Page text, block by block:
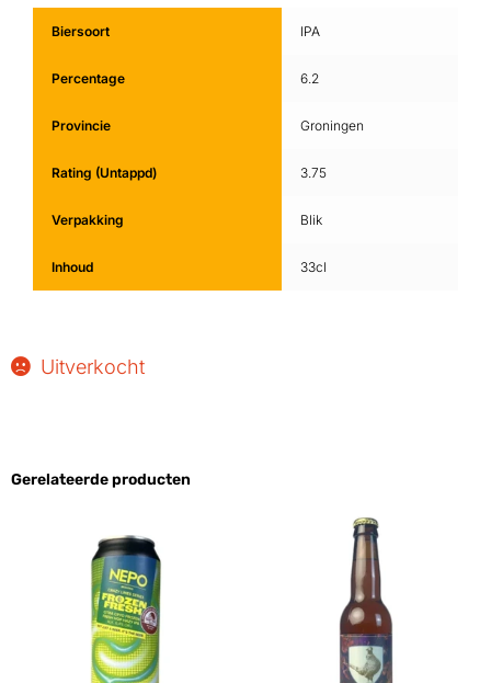
Biersoort IPA
Percentage 6.2
Provincie Groningen
Rating (Untappd) 3.75
Verpakking Blik
Inhoud 33cl
Uitverkocht
Gerelateerde producten